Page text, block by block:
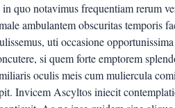
quo notavimus frequentiam rerum
ambulantem obscuritas temporis
uti occasione
si quem forte emptorem
oculis meis cum muliercula
Invicem Ascyltos iniecit